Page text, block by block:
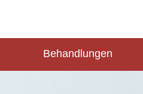
Behandlungen